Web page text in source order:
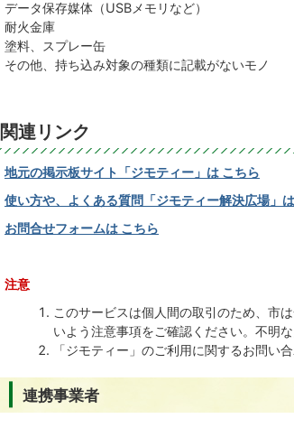
データ保存媒体（USBメモリなど）
耐火金庫
塗料、スプレー缶
その他、持ち込み対象の種類に記載がないモノ
関連リンク
地元の掲示板サイト「ジモティー」は こちら
使い方や、よくある質問「ジモティー解決広場」
お問合せフォームは こちら
注意
このサービスは個人間の取引のため、市
いよう注意事項をご確認ください。不明
「ジモティー」のご利用に関するお問い合
連携事業者